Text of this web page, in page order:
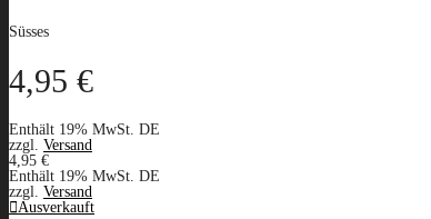
Süsses
4,95 €
Enthält 19% MwSt. DE
zzgl. Versand
4,95 €
Enthält 19% MwSt. DE
zzgl. Versand
Ausverkauft